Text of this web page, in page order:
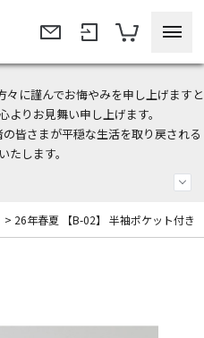
に謹んでお悔やみを申し上げますと
よりお見舞い申し上げます。
皆さまが平穏な生活を取り戻される
たします。
ーポンプレゼント！
> 26年春夏 【B-02】 半袖ポケット付き